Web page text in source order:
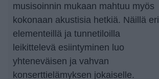
musisoinnin mukaan mahtuu myös
kokonaan akustisia hetkiä. Näillä eri
elementeillä ja tunnetiloilla
leikittelevä esiintyminen luo
yhteneväisen ja vahvan
konserttielämyksen jokaiselle.